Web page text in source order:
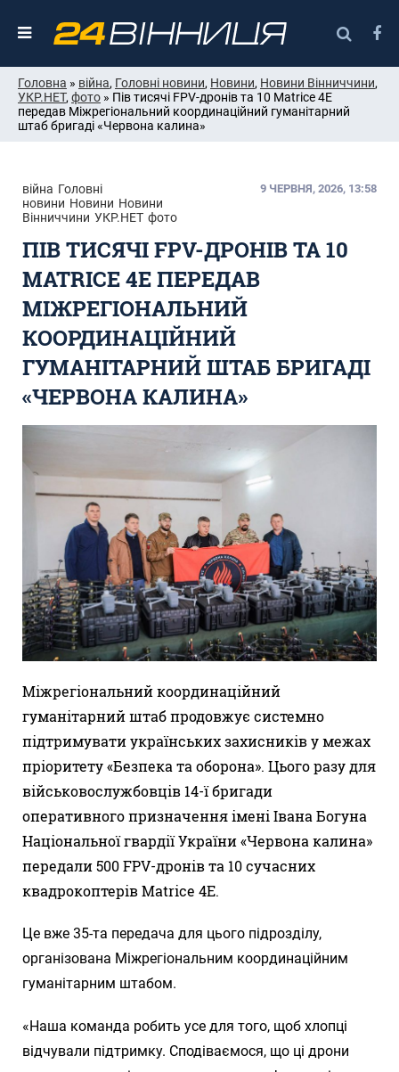
Головна » війна, Головні новини, Новини, Новини Вінниччини,
УКР.НЕТ, фото » Пів тисячі FPV-дронів та 10 Matrice 4E
передав Міжрегіональний координаційний гуманітарний
штаб бригаді «Червона калина»
війна Головні
новини Новини Новини
Вінниччини УКР.НЕТ фото
9 ЧЕРВНЯ, 2026, 13:58
ПІВ ТИСЯЧІ FPV-ДРОНІВ ТА 10
MATRICE 4E ПЕРЕДАВ
МІЖРЕГІОНАЛЬНИЙ
КООРДИНАЦІЙНИЙ
ГУМАНІТАРНИЙ ШТАБ БРИГАДІ
«ЧЕРВОНА КАЛИНА»
Міжрегіональний координаційний
гуманітарний штаб продовжує системно
підтримувати українських захисників у межах
пріоритету «Безпека та оборона». Цього разу для
військовослужбовців 14-ї бригади
оперативного призначення імені Івана Богуна
Національної гвардії України «Червона калина»
передали 500 FPV-дронів та 10 сучасних
квадрокоптерів Matrice 4E.
Це вже 35-та передача для цього підрозділу,
організована Міжрегіональним координаційним
гуманітарним штабом.
«Наша команда робить усе для того, щоб хлопці
відчували підтримку. Сподіваємося, що ці дрони